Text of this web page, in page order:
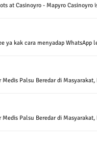
at Casinoyro - Mapyro Casinoyro
ya kak cara menyadap WhatsApp
Medis Palsu Beredar di Masyarakat,
Medis Palsu Beredar di Masyarakat,